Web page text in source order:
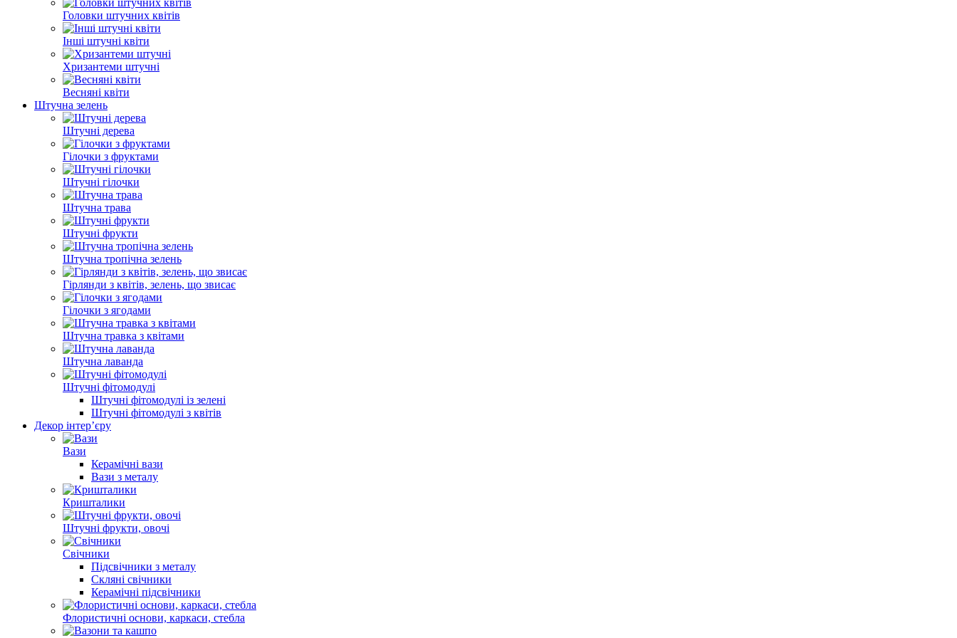
Головки штучних квітів
Інші штучні квіти
Хризантеми штучні
Весняні квіти
Штучна зелень
Штучні дерева
Гілочки з фруктами
Штучні гілочки
Штучна трава
Штучні фрукти
Штучна тропічна зелень
Гірлянди з квітів, зелень, що звисає
Гілочки з ягодами
Штучна травка з квітами
Штучна лаванда
Штучні фітомодулі
Штучні фітомодулі із зелені
Штучні фітомодулі з квітів
Декор інтер’єру
Вази
Керамічні вази
Вази з металу
Кришталики
Штучні фрукти, овочі
Свічники
Підсвічники з металу
Скляні свічники
Керамічні підсвічники
Флористичні основи, каркаси, стебла